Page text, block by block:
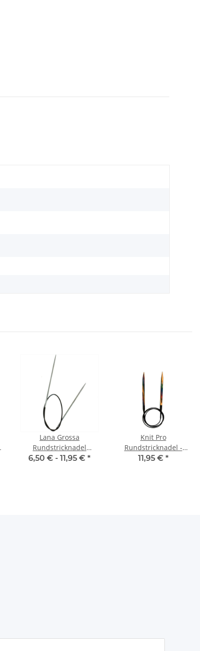
Lana Grossa
Rundstricknadel
Messing | 80 cm
6,50 € - 11,95 € *
Knit Pro
Rundstricknadel -
Design Holz | 80 cm |
11,95 € *